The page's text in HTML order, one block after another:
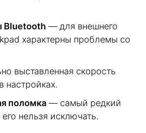
Bluetooth — для внешнего
характерны проблемы со
выставленная скорость
настройках.
поломка — самый редкий
нельзя исключать.